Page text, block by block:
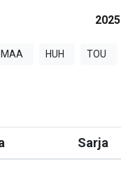
2025
MAA HUH TOU
Sarja